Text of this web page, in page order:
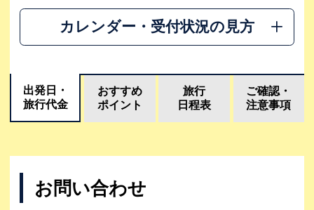
カレンダー・受付状況の見方
出発日・
旅行代金
おすすめ
ポイント
旅行
日程表
ご確認・
注意事項
お問い合わせ